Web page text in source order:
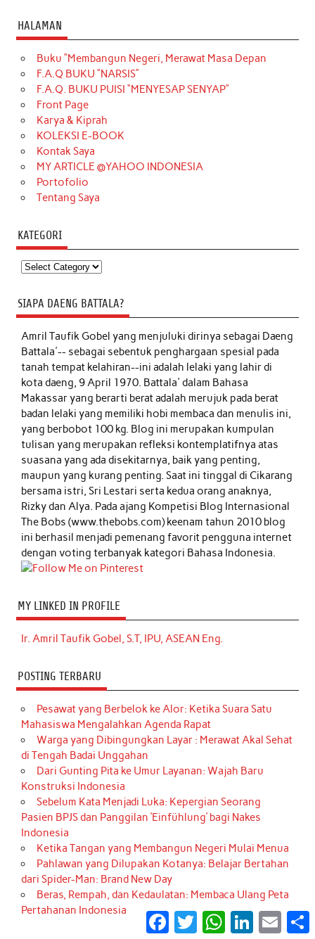
HALAMAN
Buku “Membangun Negeri, Merawat Masa Depan
F.A.Q BUKU “NARSIS”
F.A.Q. BUKU PUISI “MENYESAP SENYAP”
Front Page
Karya & Kiprah
KOLEKSI E-BOOK
Kontak Saya
MY ARTICLE @YAHOO INDONESIA
Portofolio
Tentang Saya
KATEGORI
Kategori
SIAPA DAENG BATTALA?
Amril Taufik Gobelyang menjuluki dirinya sebagai Daeng
Battala'-- sebagai sebentuk penghargaan spesial pada
tanah tempat kelahiran--ini adalah lelaki yang lahir di
kota daeng, 9 April 1970. Battala' dalam Bahasa
Makassar yang berarti berat adalah merujuk pada berat
badan lelaki yang memiliki hobi membaca dan menulis ini,
yang berbobot 100 kg. Blog ini merupakan kumpulan
tulisan yang merupakan refleksi kontemplatifnya atas
suasana yang ada disekitarnya, baik yang penting,
maupun yang kurang penting. Saat ini tinggal di Cikarang
bersama istri, Sri Lestari serta kedua orang anaknya,
Rizky dan Alya. Pada ajang Kompetisi Blog Internasional
The Bobs (www.thebobs.com) keenam tahun 2010 blog
ini berhasil menjadi pemenang favorit pengguna internet
dengan voting terbanyak kategori Bahasa Indonesia.
MY LINKED IN PROFILE
Ir. Amril Taufik Gobel, S.T, IPU, ASEAN Eng.
POSTING TERBARU
Pesawat yang Berbelok ke Alor: Ketika Suara Satu
Mahasiswa Mengalahkan Agenda Rapat
Warga yang Dibingungkan Layar : Merawat Akal Sehat
di Tengah Badai Unggahan
Dari Gunting Pita ke Umur Layanan: Wajah Baru
Konstruksi Indonesia
Sebelum Kata Menjadi Luka: Kepergian Seorang
Pasien BPJS dan Panggilan ‘Einfühlung’ bagi Nakes
Indonesia
Ketika Tangan yang Membangun Negeri Mulai Menua
Pahlawan yang Dilupakan Kotanya: Belajar Bertahan
dari Spider-Man: Brand New Day
Beras, Rempah, dan Kedaulatan: Membaca Ulang Peta
Pertahanan Indonesia
Facebook
Twitter WhatsApp
LinkedInEmail